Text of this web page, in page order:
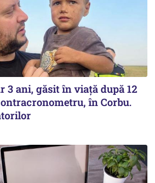
3 ani, găsit în viață după 12
în Corbu.